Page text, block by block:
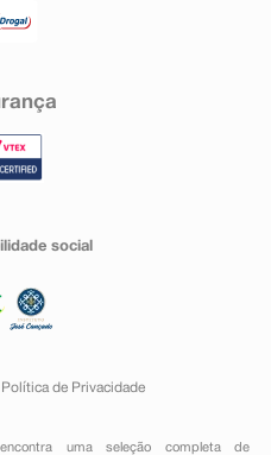
social
Política de Privacidade
uma seleção completa de